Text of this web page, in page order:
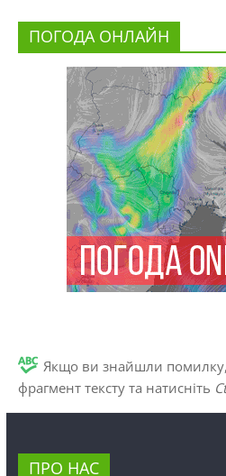
ПОГОДА ОНЛАЙН
Якщо ви знайшли помилку,
фрагмент тексту та натисніть
ПРО НАС